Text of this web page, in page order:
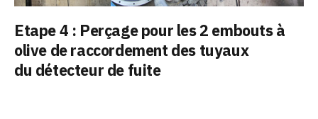
Etape 4 : Perçage pour les 2 embouts à
olive de raccordement des tuyaux
du détecteur de fuite